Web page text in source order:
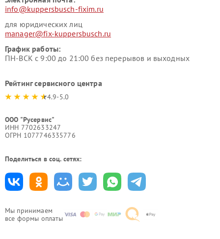
Мы принимаем
все формы оплаты
info@kuppersbusch-fixim.ru
для юридических лиц
manager@fix-kuppersbusch.ru
График работы:
ПН-ВСК с 9:00 до 21:00 без перерывов и выходных
Рейтинг сервисного центра
4.9-5.0
ООО "Русервис"
ИНН 7702633247
ОГРН 1077746335776
Поделиться в соц. сетях: